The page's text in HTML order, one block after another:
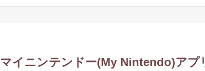
マイニンテンドー(My Nintendo)アプ